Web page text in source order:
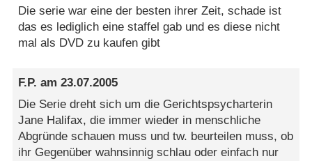
Die serie war eine der besten ihrer Zeit, schade ist
das es lediglich eine staffel gab und es diese nicht
mal als DVD zu kaufen gibt
F.P. am23.07.2005
Die Serie dreht sich um die Gerichtspsycharterin
Jane Halifax, die immer wieder in menschliche
Abgründe schauen muss und tw. beurteilen muss, ob
ihr Gegenüber wahnsinnig schlau oder einfach nur